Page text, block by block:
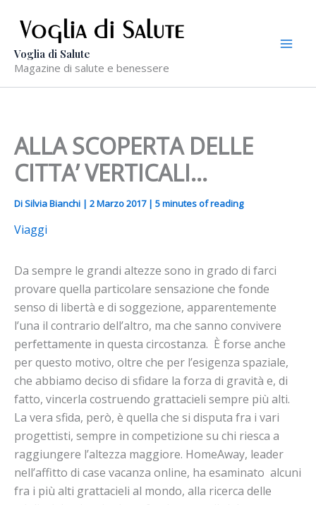
contenuto
Voglia di Salute
Magazine di salute e benessere
ALLA SCOPERTA DELLE
CITTA’ VERTICALI…
DiSilvia Bianchi | 2 Marzo 2017 | 5 minutes of reading
Viaggi
Da sempre le grandi altezze sono in grado di farci
provare quella particolare sensazione che fonde
senso di libertà e di soggezione, apparentemente
l’una il contrario dell’altro, ma che sanno convivere
perfettamente in questa circostanza. È forse anche
per questo motivo, oltre che per l’esigenza spaziale,
che abbiamo deciso di sfidare la forza di gravità e, di
fatto, vincerla costruendo grattacieli sempre più alti.
La vera sfida, però, è quella che si disputa fra i vari
progettisti, sempre in competizione su chi riesca a
raggiungere l’altezza maggiore. HomeAway, leader
nell’affitto di case vacanza online, ha esaminato alcuni
fra i più alti grattacieli al mondo, alla ricerca delle